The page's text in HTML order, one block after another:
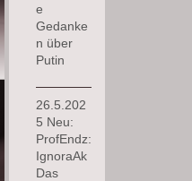
e
Gedanke
n über
Putin
26.5.202
5 Neu:
ProfEndz:
IgnoraAk
Das